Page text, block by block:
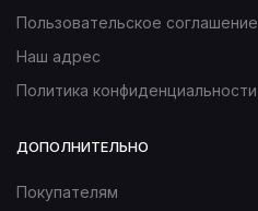
Пользовательское соглашение
Наш адрес
Политика конфиденциальности
ДОПОЛНИТЕЛЬНО
Покупателям